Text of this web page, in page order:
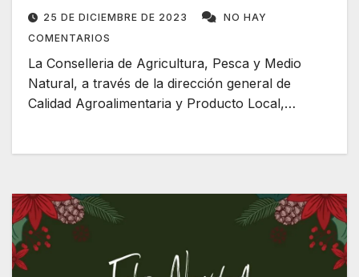
25 DE DICIEMBRE DE 2023
NO HAY
COMENTARIOS
La Conselleria de Agricultura, Pesca y Medio
Natural, a través de la dirección general de
Calidad Agroalimentaria y Producto Local,…